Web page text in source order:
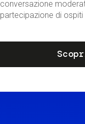
conversazione
partecipazione di ospiti